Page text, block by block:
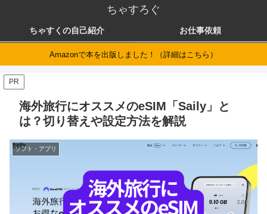
ちゃすろぐ
ちゃすくの自己紹介 お仕事依頼
Amazonで本を出版しました！（詳細はこちら）
PR
海外旅行にオススメのeSIM「Saily」と
は？切り替えや設定方法を解説
ソフト・アプリ